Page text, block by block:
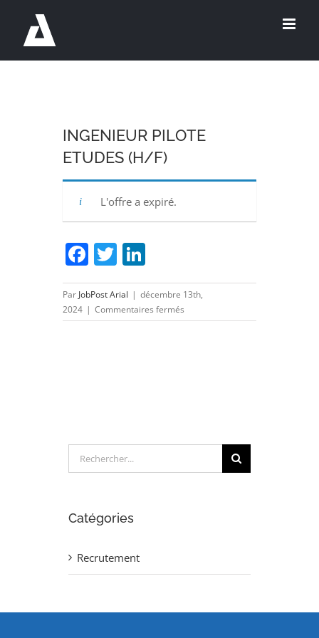
contenu
INGENIEUR PILOTE
ETUDES (H/F)
L'offre a expiré.
Facebook
Twitter
Par JobPost Arial | décembre 13th,
2024 | Commentaires fermés
INGENIEUR
Rechercher:
Catégories
Recrutement